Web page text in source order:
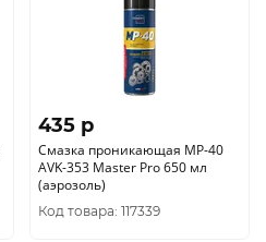
435 p
Смазка проникающая MP-40
AVK-353 Master Pro 650 мл
(аэрозоль)
Код товара: 117339